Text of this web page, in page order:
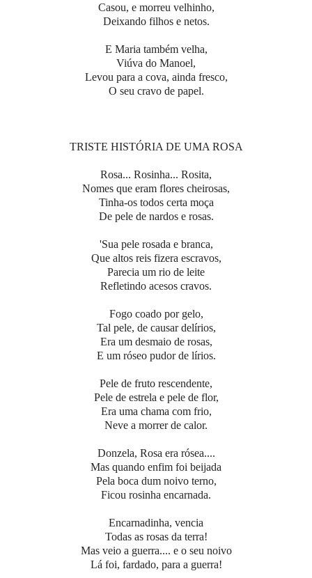
Casou, e morreu velhinho,
Deixando filhos e netos.
E Maria também velha,
Viúva do Manoel,
Levou para a cova, ainda fresco,
O seu cravo de papel.
TRISTE HISTÓRIA DE UMA ROSA
Rosa... Rosinha... Rosita,
Nomes que eram flores cheirosas,
Tinha-os todos certa moça
De pele de nardos e rosas.
'Sua pele rosada e branca,
Que altos reis fizera escravos,
Parecia um rio de leite
Refletindo acesos cravos.
Fogo coado por gelo,
Tal pele, de causar delírios,
Era um desmaio de rosas,
E um róseo pudor de lírios.
Pele de fruto rescendente,
Pele de estrela e pele de flor,
Era uma chama com frio,
Neve a morrer de calor.
Donzela, Rosa era rósea....
Mas quando enfim foi beijada
Pela boca dum noivo terno,
Ficou rosinha encarnada.
Encarnadinha, vencia
Todas as rosas da terra!
Mas veio a guerra.... e o seu noivo
Lá foi, fardado, para a guerra!